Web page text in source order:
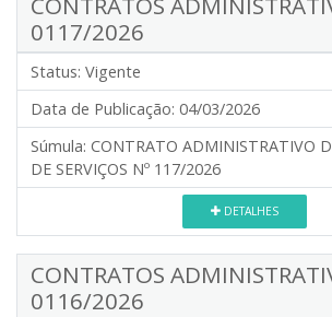
0117/2026
Status: Vigente
Data de Publicação: 04/03/2026
Súmula: CONTRATO ADMINISTRATIVO
DE SERVIÇOS Nº 117/2026
DETALHES
CONTRATOS
0116/2026